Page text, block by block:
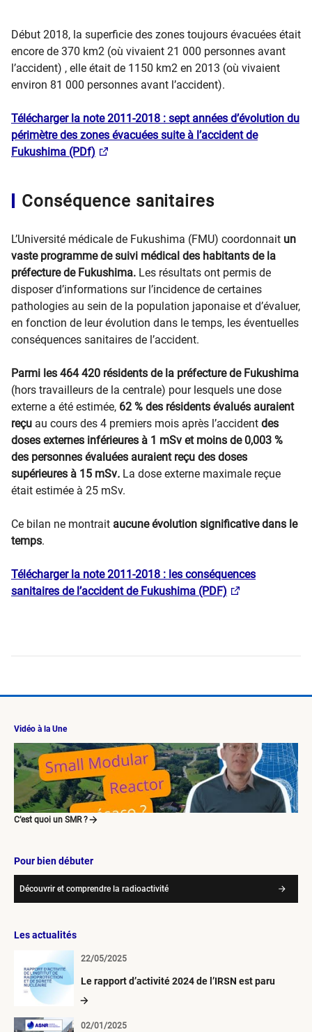
Début 2018, la superficie des zones toujours évacuées était
encore de 370 km2 (où vivaient 21 000 personnes avant
l’accident) , elle était de 1150 km2 en 2013 (où vivaient
environ 81 000 personnes avant l’accident).
Télécharger la note 2011-2018 : sept années d’évolution du
périmètre des zones évacuées suite à l’accident de
Fukushima (PDf)
Conséquence sanitaires
L’Université médicale de Fukushima (FMU) coordonnait un
vaste programme de suivi médical des habitants de la
préfecture de Fukushima. Les résultats ont permis de
disposer d’informations sur l’incidence de certaines
pathologies au sein de la population japonaise et d’évaluer,
en fonction de leur évolution dans le temps, les éventuelles
conséquences sanitaires de l’accident.
Parmi les 464 420 résidents de la préfecture de Fukushima
(hors travailleurs de la centrale) pour lesquels une dose
externe a été estimée, 62 % des résidents évalués auraient
reçu au cours des 4 premiers mois après l’accident des
doses externes inférieures à 1 mSv et moins de 0,003 %
des personnes évaluées auraient reçu des doses
supérieures à 15 mSv. La dose externe maximale reçue
était estimée à 25 mSv.
Ce bilan ne montrait aucune évolution significative dans le
temps.
​​​Télécharger la note 2011-2018 : les conséquences
sanitaires de l’accident de Fukushima (PDF)
Vidéo à la Une
C’est quoi un SMR ?
Pour bien débuter
Découvrir et comprendre la radioactivité
Les actualités
Le rapport d’activité 2024 de l’IRSN est paru
22/05/2025
02/01/2025